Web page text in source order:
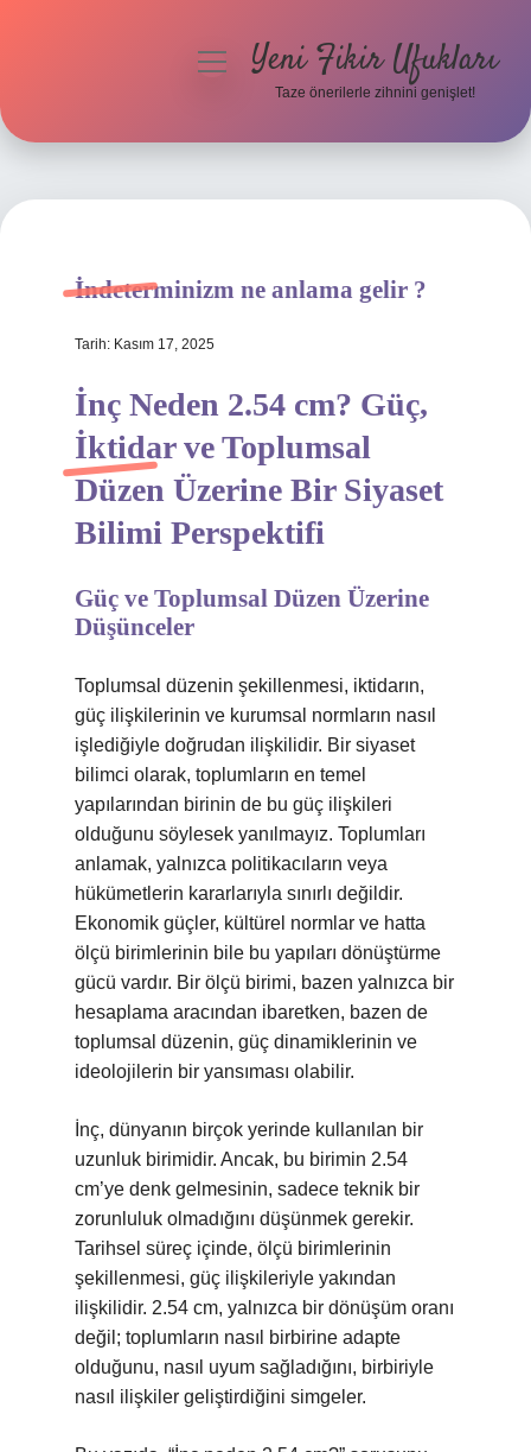
Hakkımızda
menüyüYeni Fikir Ufukları
Taze önerilerle zihnini genişlet!
İndeterminizm ne anlama gelir ?
Tarih: Kasım 17, 2025
İnç Neden 2.54 cm? Güç,
İktidar ve Toplumsal
Düzen Üzerine Bir Siyaset
Bilimi Perspektifi
Güç ve Toplumsal Düzen Üzerine
Düşünceler
Toplumsal düzenin şekillenmesi, iktidarın,
güç ilişkilerinin ve kurumsal normların nasıl
işlediğiyle doğrudan ilişkilidir. Bir siyaset
bilimci olarak, toplumların en temel
yapılarından birinin de bu güç ilişkileri
olduğunu söylesek yanılmayız. Toplumları
anlamak, yalnızca politikacıların veya
hükümetlerin kararlarıyla sınırlı değildir.
Ekonomik güçler, kültürel normlar ve hatta
ölçü birimlerinin bile bu yapıları dönüştürme
gücü vardır. Bir ölçü birimi, bazen yalnızca bir
hesaplama aracından ibaretken, bazen de
toplumsal düzenin, güç dinamiklerinin ve
ideolojilerin bir yansıması olabilir.
İnç, dünyanın birçok yerinde kullanılan bir
uzunluk birimidir. Ancak, bu birimin 2.54
cm’ye denk gelmesinin, sadece teknik bir
zorunluluk olmadığını düşünmek gerekir.
Tarihsel süreç içinde, ölçü birimlerinin
şekillenmesi, güç ilişkileriyle yakından
ilişkilidir. 2.54 cm, yalnızca bir dönüşüm oranı
değil; toplumların nasıl birbirine adapte
olduğunu, nasıl uyum sağladığını, birbiriyle
nasıl ilişkiler geliştirdiğini simgeler.